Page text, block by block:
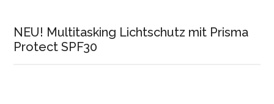
NEU! Multitasking Lichtschutz mit Prisma
Protect SPF30